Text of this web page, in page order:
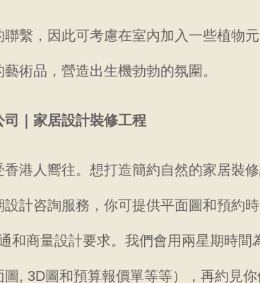
繫，因此可考慮在室內加入一些植物
術品，營造出生機勃勃的氛圍。
｜家居設計裝修工程
港人嚮往。想打造簡約自然的家居裝
計咨詢服務，你可提供平面圖和預約
和商量設計要求。我們會用兩星期時間
, 3D圖和預算報價單等等），再約見你